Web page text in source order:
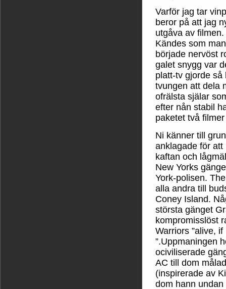
Varför jag tar
beror på att jag
utgåva av
Kändes som
började nervöst
galet snygg var
platt-tv gjorde
tvungen att dela
ofrälsta själar
efter nån stabil
paketet två
Ni känner till
anklagade för
kaftan och
New Yorks
York-polisen.
alla andra till
Coney Island.
största gänget
kompromisslöst
Warriors ”alive,
”.Uppmaningen
ociviliserade
AC till dom
(inspirerade av
dom hann